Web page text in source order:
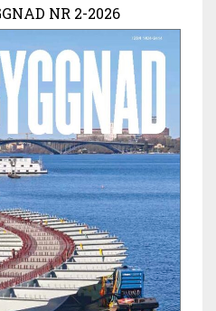
NR 2-2026